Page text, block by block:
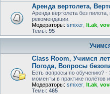
Аренда вертолета,
Аренда вертолета без
рекомендации.
Модераторы: smixer lt.ak
Темы: 95
Class Room, Учимся
Погода, Вопросы
Есть вопросы по обучению?
моменты в практике полётов
Модераторы: smixer lt.ak
Темы: 465